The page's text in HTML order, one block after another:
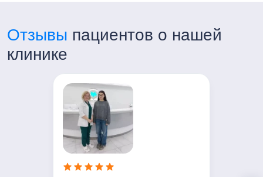
Отзывы пациентов о нашей
клинике